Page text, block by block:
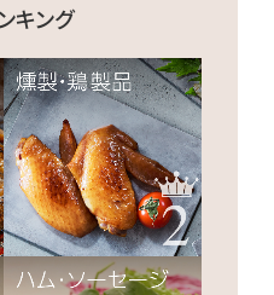
キング